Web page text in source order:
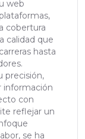
web
cobertura
calidad que
hasta
precisión,
información
con
reflejar un
se ha